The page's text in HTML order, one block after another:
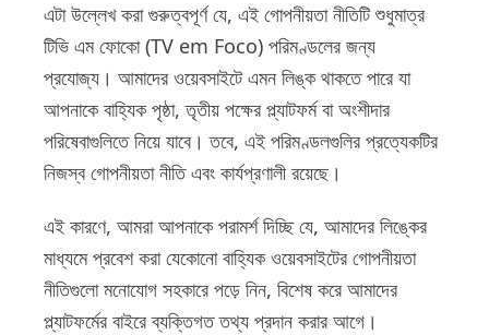
এটা উল্লেখ করা গুরুত্বপূর্ণ যে, এই গোপনীয়তা নীতিটি শুধুমাত্র
টিভি এম ফোকো (TV em Foco) পরিমণ্ডলের জন্য
প্রযোজ্য। আমাদের ওয়েবসাইটে এমন লিঙ্ক থাকতে পারে যা
আপনাকে বাহ্যিক পৃষ্ঠা, তৃতীয় পক্ষের প্ল্যাটফর্ম বা অংশীদার
পরিষেবাগুলিতে নিয়ে যাবে। তবে, এই পরিমণ্ডলগুলির প্রত্যেকটির
নিজস্ব গোপনীয়তা নীতি এবং কার্যপ্রণালী রয়েছে।
এই কারণে, আমরা আপনাকে পরামর্শ দিচ্ছি যে, আমাদের লিঙ্কের
মাধ্যমে প্রবেশ করা যেকোনো বাহ্যিক ওয়েবসাইটের গোপনীয়তা
নীতিগুলো মনোযোগ সহকারে পড়ে নিন, বিশেষ করে আমাদের
প্ল্যাটফর্মের বাইরে ব্যক্তিগত তথ্য প্রদান করার আগে।